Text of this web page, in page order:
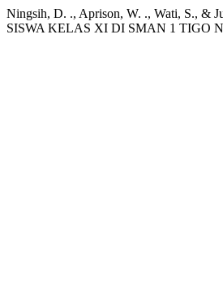
Ningsih, D. ., Aprison, W. ., Wati, S.,
SISWA KELAS XI DI SMAN 1 TIGO